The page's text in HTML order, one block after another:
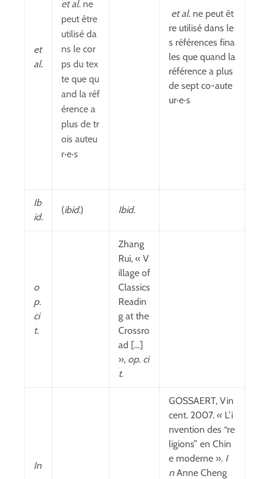
et
al.
et al. ne
peut être
utilisé da
ns le cor
ps du tex
te que qu
and la réf
érence a
plus de tr
ois auteu
r·e·s
et al. ne peut êt
re utilisé dans le
s références fina
les que quand la
référence a plus
de sept co-aute
ur·e·s
Ib
id.
(ibid.) Ibid.
o
p.
ci
t.
Zhang
Rui, « V
illage of
Classics
Readin
g at the
Crossro
ad […]
», op. ci
t.
In
GOSSAERT, Vin
cent. 2007. « L’i
nvention des “re
ligions” en Chin
e moderne ». I
nAnne Cheng